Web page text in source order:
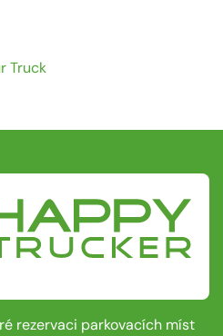
Truck
rezervaci parkovacích míst